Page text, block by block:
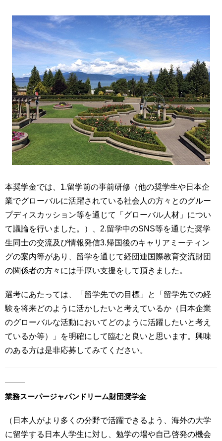
本奨学金では、1.留学前の事前研修（他の奨学生や日本企
業でグローバルに活躍されている社会人の方々とのグルー
プディスカッション等を通じて「グローバル人材」につい
て議論を行いました。）、2.留学中のSNS等を通じた奨学
生同士の交流及び情報発信3.帰国後のキャリアミーティン
グの案内等があり、留学を通じて経団連国際教育交流財団
の関係者の方々には手厚い支援をして頂きました。
選考にあたっては、「留学先での目標」と「留学先での経
験を将来どのように活かしたいと考えているか（日本企業
のグローバルな活動においてどのように活躍したいと考え
ているか等）」を明確にして臨むと良いと思います。興味
のある方は是非応募してみてください。
業務スーパージャパンドリーム財団奨学金
（日本人がより多くの分野で活躍できるよう、海外の大学
に留学する日本人学生に対し、勉学の場や自己啓発の機会